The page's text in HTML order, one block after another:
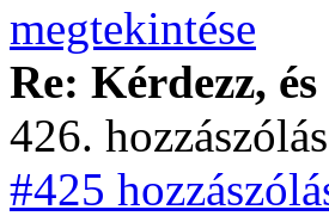
Re: Kérdezz,
426.
#425